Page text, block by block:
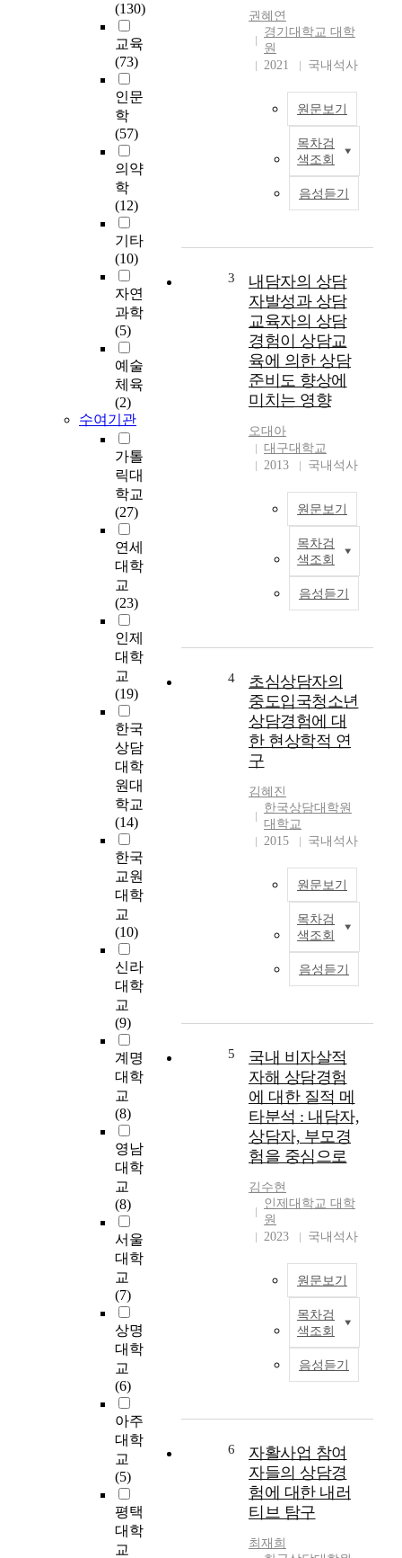
(130)
교육
(73)
인문
학
(57)
의약
학
(12)
기타
(10)
자연
과학
(5)
예술
체육
(2)
수여기관
가톨
릭대
학교
(27)
연세
대학
교
(23)
인제
대학
교
(19)
한국
상담
대학
원대
학교
(14)
한국
교원
대학
교
(10)
신라
대학
교
(9)
계명
대학
교
(8)
영남
대학
교
(8)
서울
대학
교
(7)
상명
대학
교
(6)
아주
대학
교
(5)
평택
대학
교
u
n
e
권혜연
경기대학교 대학
원
2021
국내석사
원문보기
목차검
색조회
음성듣기
추
3
내담자의 상담
자발성과 상담
교육자의 상담
경험이 상담교
육에 의한 상담
준비도 향상에
미치는 영향
오대아
대구대학교
2013
국내석사
원문보기
목차검
색조회
음성듣기
4
초심상담자의
중도입국청소년
상담경험에 대
한 현상학적 연
구
김혜진
한국상담대학원
대학교
2015
국내석사
원문보기
목차검
색조회
음성듣기
5
국내 비자살적
자해 상담경험
에 대한 질적 메
타분석 : 내담자,
상담자, 부모경
험을 중심으로
김수현
인제대학교 대학
원
2023
국내석사
원문보기
목차검
색조회
음성듣기
6
자활사업 참여
자들의 상담경
험에 대한 내러
티브 탐구
최재희